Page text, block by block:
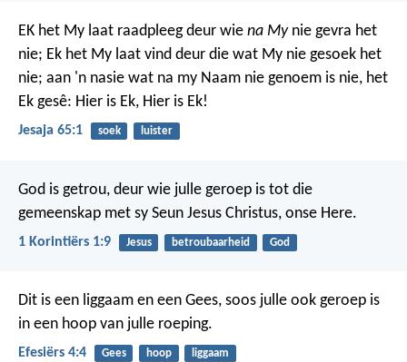
EK het My laat raadpleeg deur wie na Mynie gevra het
nie; Ek het My laat vind deur die wat My nie gesoek het
nie; aan 'n nasie wat na my Naam nie genoem is nie, het
Ek gesê: Hier is Ek, Hier is Ek!
Jesaja 65:1 soek luister
God is getrou, deur wie julle geroep is tot die
gemeenskap met sy Seun Jesus Christus, onse Here.
1 Korintiërs 1:9 Jesus betroubaarheid God
Dit is een liggaam en een Gees, soos julle ook geroep is
in een hoop van julle roeping.
Efesiërs 4:4 Gees hoop liggaam